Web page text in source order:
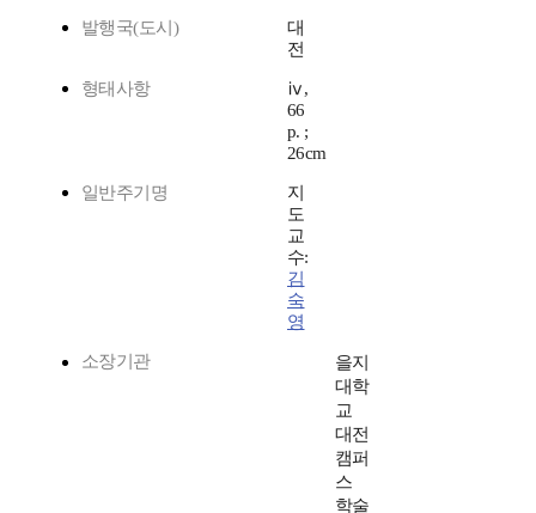
발행국(도시)
대
전
형태사항
ⅳ,
66
p. ;
26cm
일반주기명
지
도
교
수:
김
숙
영
소장기관
을지
대학
교
대전
캠퍼
스
학술